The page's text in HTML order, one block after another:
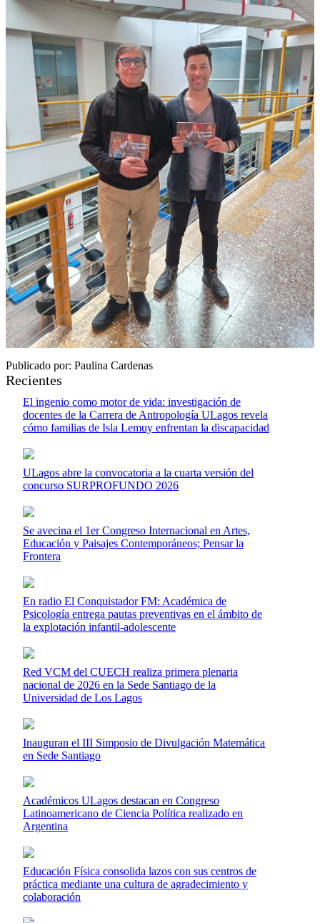
Publicado por: Paulina Cardenas
Recientes
El ingenio como motor de vida: investigación de
docentes de la Carrera de Antropología ULagos revela
cómo familias de Isla Lemuy enfrentan la discapacidad
ULagos abre la convocatoria a la cuarta versión del
concurso SURPROFUNDO 2026
Se avecina el 1er Congreso Internacional en Artes,
Educación y Paisajes Contemporáneos; Pensar la
Frontera
En radio El Conquistador FM: Académica de
Psicología entrega pautas preventivas en el ámbito de
la explotación infantil-adolescente
Red VCM del CUECH realiza primera plenaria
nacional de 2026 en la Sede Santiago de la
Universidad de Los Lagos
Inauguran el III Simposio de Divulgación Matemática
en Sede Santiago
Académicos ULagos destacan en Congreso
Latinoamericano de Ciencia Política realizado en
Argentina
Educación Física consolida lazos con sus centros de
práctica mediante una cultura de agradecimiento y
colaboración